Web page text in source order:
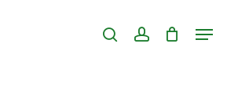
searchaccount